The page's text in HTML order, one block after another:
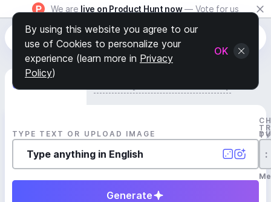
We are live on Product Hunt now — Vote for us
Generate Track
TYPE TEXT OR UPLOAD IMAGE
:
Generate
By using this website you agree to our
use of Cookies to personalize your
experience (learn more in Privacy
Policy)
OK